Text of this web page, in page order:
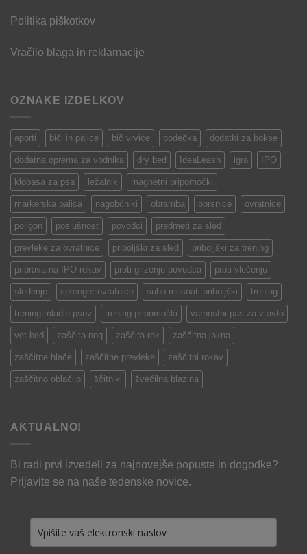
Politika piškotkov
Vračilo blaga in reklamacije
OZNAKE IZDELKOV
aporti biči in palice bič vrvice bodečka dodatki za bokse
dodatna oprema za vodnika dry bed IdeaLeash igra IPO
klobasa za psa ležalnik magnetni pripomočki
markerska palica nagobčniki obramba oprsnice ovratnice
poligon poslušnost povodci predmeti za sled
prevleke za ovratnice priboljški za sled priboljški za trening
priprava na IPO rokav proti grizenju povodca proti vlečenju
sledenje sprenger ovratnice suho-mesnati priboljški trening
trening mladih psov trening pripomočki varnostni pas za v avto
vet bed zaščita nog zaščita rok zaščitna jakna
zaščitne hlače zaščitne prevleke zaščitni rokav
zaščitno oblačilo ščitniki žvečilna blazina
AKTUALNO!
Bi radi prvi izvedeli za najnovejše popuste in dogodke?
Prijavite se na naše tedenske novice.